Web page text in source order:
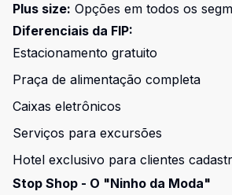
Plus size: Opções em todos os
Diferenciais da FIP:
Estacionamento gratuito
Praça de alimentação completa
Caixas eletrônicos
Serviços para excursões
Hotel exclusivo para clientes
Stop Shop - O "Ninho da Moda"